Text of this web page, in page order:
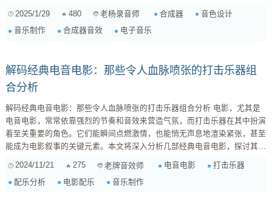
吓到，其实核心就那么几步：声音产生、声音塑造、声音效果。 声音产生
2025/1/29 480 老杨录音师 合成器
音色设计
音乐制作
合成器音效 电子音乐
解码经典电音电影：那些令人血脉喷张的打击乐器组
合分析
解码经典电音电影：那些令人血脉喷张的打击乐器组合分析 电影，尤其是
电音电影，常常依靠强烈的节奏和音效来营造气氛，而打击乐器在其中扮演
着至关重要的角色。它们能瞬间点燃激情，也能悄无声息地渲染紧张，甚至
能成为电影叙事的关键元素。本文将深入分析几部经典电音电影，探讨其中
令人印象深刻的打击乐器组合，并尝试解读其背后的创作理念和技巧。
一、 《搏击俱乐部》（Fight Club）：工业金属的暴力美学 《搏击俱乐
部》的配乐堪称经典，其标志性的工业金属风格，很大程度上得益于精准的
2024/11/21 275 老牌音效师 电音电影
打击乐器
配乐分析
电影配乐 音乐制作